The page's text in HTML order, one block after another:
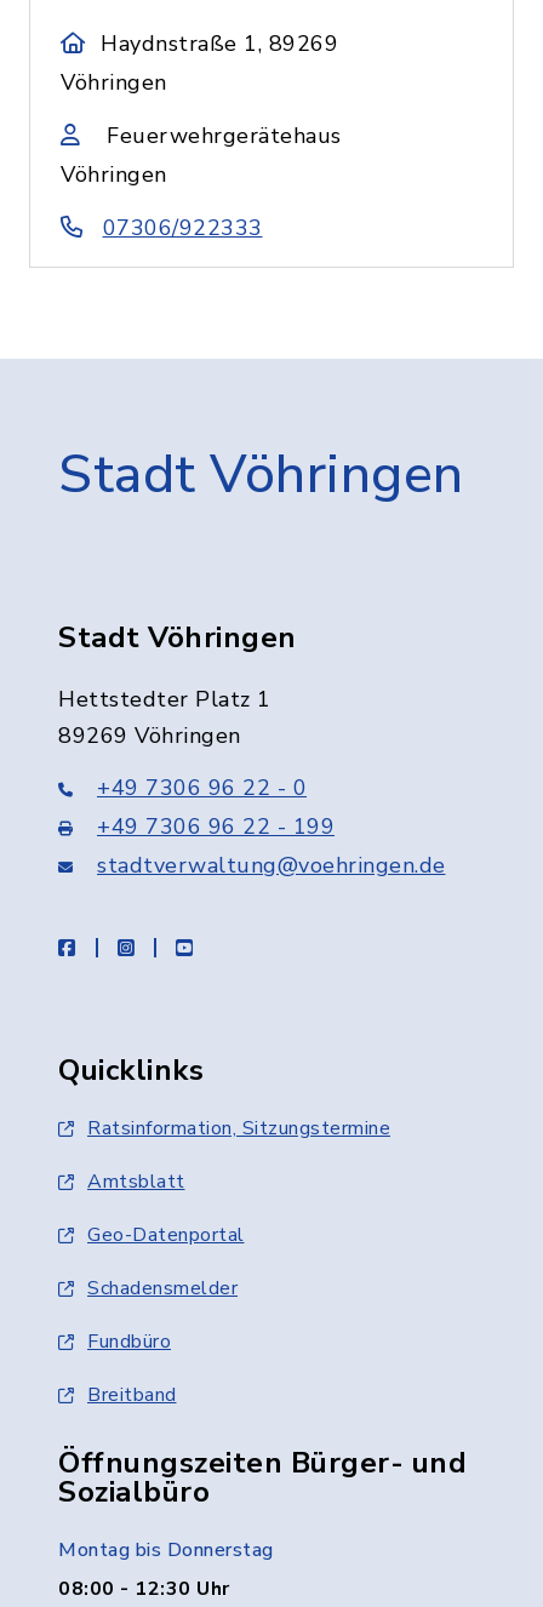
Haydnstraße 1, 89269
Vöhringen
Feuerwehrgerätehaus
Vöhringen
07306/922333
Stadt Vöhringen
Stadt Vöhringen
Hettstedter Platz 1
89269 Vöhringen
+49 7306 96 22 - 0
+49 7306 96 22 - 199
stadtverwaltung@voehringen.de
facebookinstagramyoutube
Quicklinks
Ratsinformation, Sitzungstermine
Amtsblatt
Geo-Datenportal
Schadensmelder
Fundbüro
Breitband
Öffnungszeiten Bürger- und
Sozialbüro
Montag bis Donnerstag
08:00 - 12:30 Uhr